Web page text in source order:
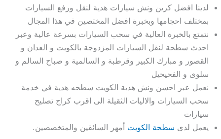
لدينا افضل كرين ونش سيارات هدية لنقل ورفع السيارات
بمختلف احجامها وبخبرة افضل المختصين في هذا المجال
نتمتع بالخبرة العالية في سحب السيارات بسرعة عالية وعبر
احدث سطحة لنقل السيارات المزدوجة بالكويت و العدان و
القصور و مبارك الكبير وقرطبة و السالمية و صباح السالم و
سلوى و الفحيحيل
نعمل عبر احسن ونش هدية الكويت سطحه هدية في خدمة
سحب السيارات والاليات الثقيلة الى اقرب كراج تصليح
سيارات
يعمل لدى سطحة الكويت أمهر السائقين والمتخصصين.